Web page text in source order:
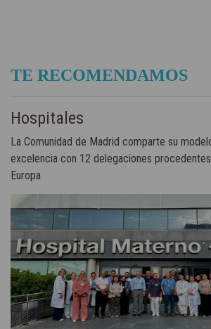
TE RECOMENDAMOS
Hospitales
La Comunidad de Madrid comparte su
excelencia con 12 delegaciones
Europa